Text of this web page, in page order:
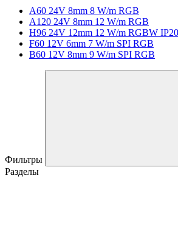
A60 24V 8mm 8 W/m RGB
A120 24V 8mm 12 W/m RGB
H96 24V 12mm 12 W/m RGBW
F60 12V 6mm 7 W/m SPI RGB
B60 12V 8mm 9 W/m SPI RGB
Фильтры
Разделы